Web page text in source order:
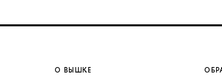
О ВЫШКЕ